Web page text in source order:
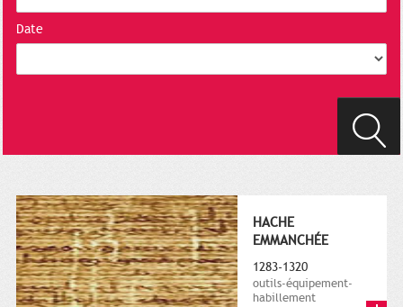
Date
HACHE
EMMANCHÉE
1283-1320
outils-équipement-
habillement